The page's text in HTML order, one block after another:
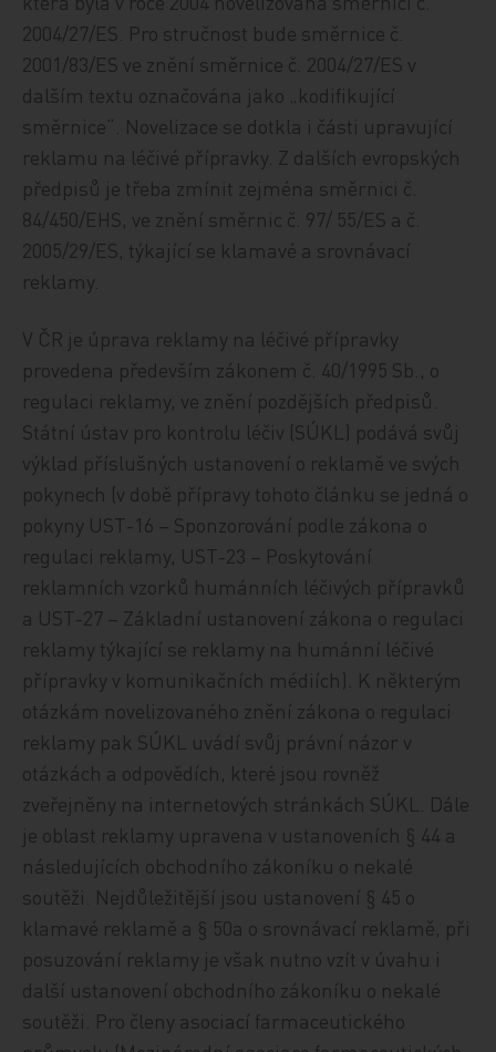
2004/27/ES. Pro stručnost bude směrnice č.
2001/83/ES ve znění směrnice č. 2004/27/ES v
dalším textu označována jako „kodifikující
směrnice“. Novelizace se dotkla i části upravující
reklamu na léčivé přípravky. Z dalších evropských
předpisů je třeba zmínit zejména směrnici č.
84/450/EHS, ve znění směrnic č. 97/ 55/ES a č.
2005/29/ES, týkající se klamavé a srovnávací
reklamy.
V ČR je úprava reklamy na léčivé přípravky
provedena především zákonem č. 40/1995 Sb., o
regulaci reklamy, ve znění pozdějších předpisů.
Státní ústav pro kontrolu léčiv (SÚKL) podává svůj
výklad příslušných ustanovení o reklamě ve svých
pokynech (v době přípravy tohoto článku se jedná o
pokyny UST-16 – Sponzorování podle zákona o
regulaci reklamy, UST-23 – Poskytování
reklamních vzorků humánních léčivých přípravků
a UST-27 – Základní ustanovení zákona o regulaci
reklamy týkající se reklamy na humánní léčivé
přípravky v komunikačních médiích). K některým
otázkám novelizovaného znění zákona o regulaci
reklamy pak SÚKL uvádí svůj právní názor v
otázkách a odpovědích, které jsou rovněž
zveřejněny na internetových stránkách SÚKL. Dále
je oblast reklamy upravena v ustanoveních § 44 a
následujících obchodního zákoníku o nekalé
soutěži. Nejdůležitější jsou ustanovení § 45 o
klamavé reklamě a § 50a o srovnávací reklamě, při
posuzování reklamy je však nutno vzít v úvahu i
další ustanovení obchodního zákoníku o nekalé
soutěži. Pro členy asociací farmaceutického